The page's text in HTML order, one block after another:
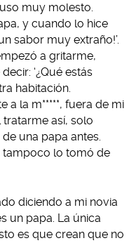
muy molesto.
y cuando lo hice
sabor muy extraño!’.
a gritarme,
‘¿Qué estás
habitación.
a la m*****, fuera de mi
tratarme así, solo
una papa antes.
tampoco lo tomó de
diciendo a mi novia
un papa. La única
es que crean que no